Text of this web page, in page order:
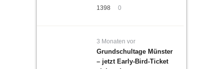
1398 0
3 Monaten vor
Grundschultage Münster
– jetzt Early-Bird-Ticket